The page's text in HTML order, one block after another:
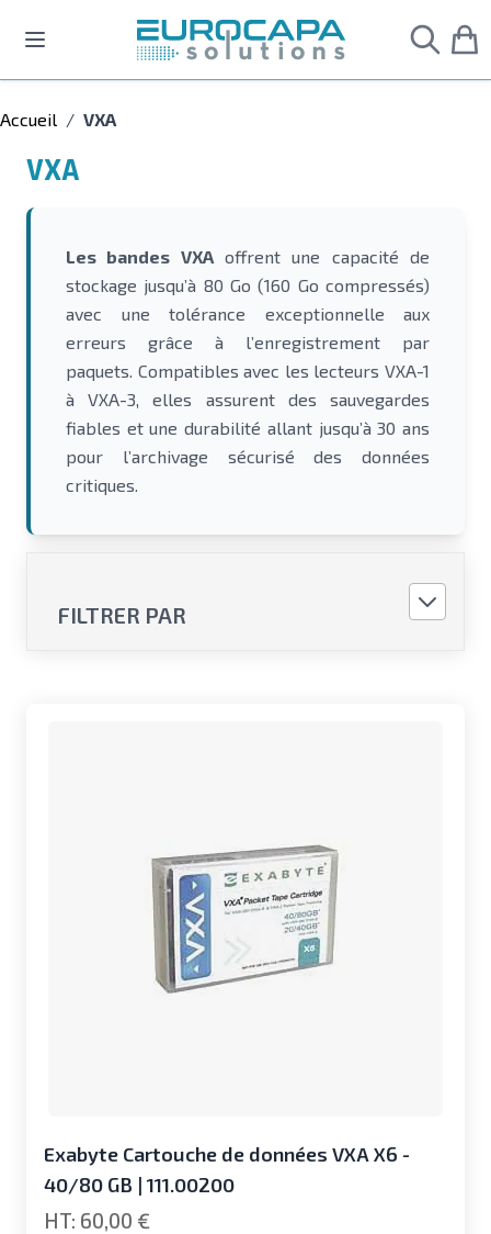
Accueil / VXA
VXA
Les bandes VXAoffrent une capacité de
stockage jusqu’à 80 Go (160 Go compressés)
avec une tolérance exceptionnelle aux
erreurs grâce à l’enregistrement par
paquets. Compatibles avec les lecteurs VXA-1
à VXA-3, elles assurent des sauvegardes
fiables et une durabilité allant jusqu’à 30 ans
pour l’archivage sécurisé des données
critiques.
FILTRER PAR
Exabyte Cartouche de données VXA X6 -
40/80 GB | 111.00200
60,00 €